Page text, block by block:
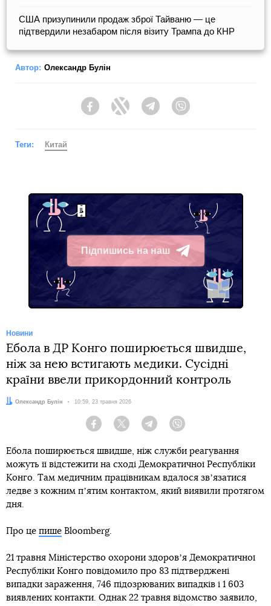
США призупинили продаж зброї Тайваню — це
підтвердили незабаром після візиту Трампа до КНР
Автор: Олександр Булін
FacebookTwitter Telegram
Теги: Китай
Підпишись на наш
Telegram
Новини
Ебола в ДР Конго поширюється швидше,
ніж за нею встигають медики. Сусідні
країни ввели прикордонний контроль
Автор:
Олександр Булін Дата:
10:59, 23 травня 2026
Facebook Twitter Telegram
Ебола поширюється швидше, ніж служби реагування
можуть її відстежити на сході Демократичної Республіки
Конго. Там медичним працівникам вдалося звʼязатися
ледве з кожним пʼятим контактом, який виявили протягом
дня.
Про це пише Bloomberg.
21 травня Міністерство охорони здоровʼя Демократичної
Республіки Конго повідомило про 83 підтверджені
випадки зараження, 746 підозрюваних випадків і 1 603
виявлених контакти. Однак 22 травня відомство заявило,